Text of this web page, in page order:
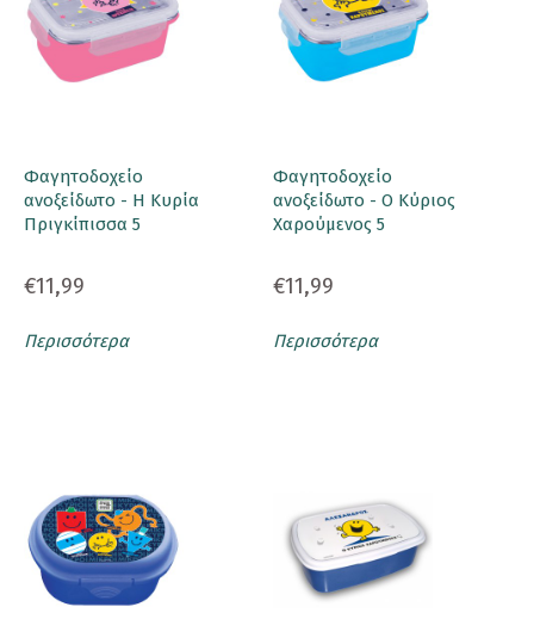
Φαγητοδοχείο
ανοξείδωτο - Η Κυρία
Πριγκίπισσα 5
€11,99
Περισσότερα
Φαγητοδοχείο
ανοξείδωτο - Ο Κύριος
Χαρούμενος 5
€11,99
Περισσότερα